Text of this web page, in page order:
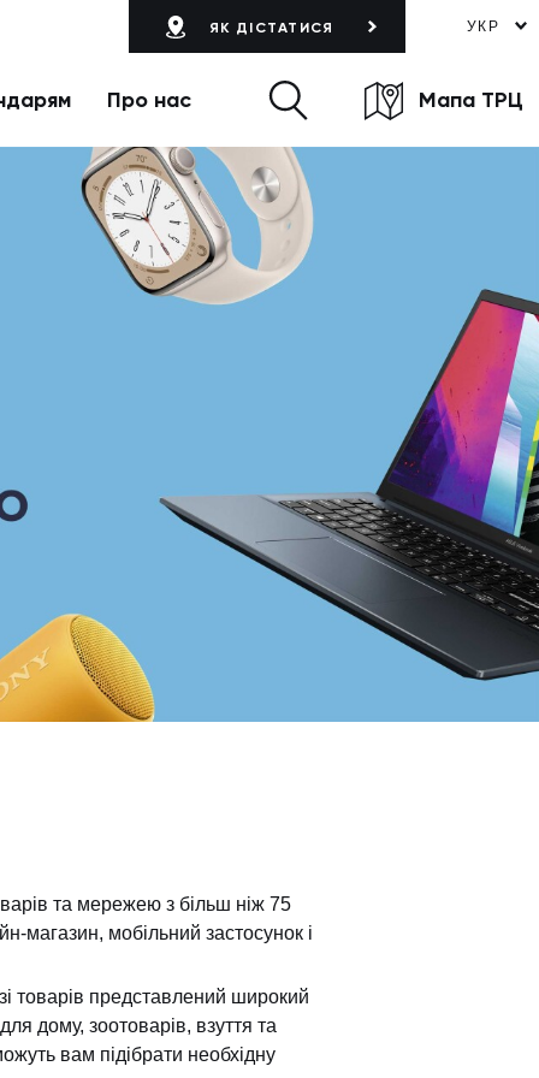
ЯК ДІСТАТИСЯ УКР
Про нас Мапа ТРЦ
та мережею з більш ніж 75
магазин, мобільний застосунок і
товарів представлений широкий
дому, зоотоварів, взуття та
вам підібрати необхідну